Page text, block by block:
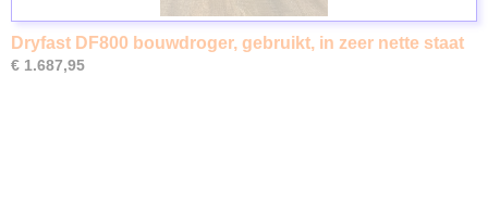
Dryfast DF800 bouwdroger, gebruikt, in zeer nette staat
€ 1.687,95